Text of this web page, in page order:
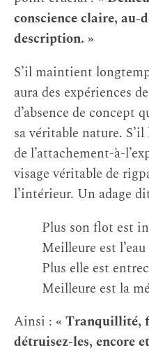
conscience claire, au-
description. »
S’il maintient
aura des expériences
d’absence de concept
sa véritable nature.
de l’attachement-à-
visage véritable de
l’intérieur. Un adage
Plus son flot est
Meilleure est
Plus elle est
Meilleure est la
Ainsi : « Tranquillité,
détruisez-les, encore